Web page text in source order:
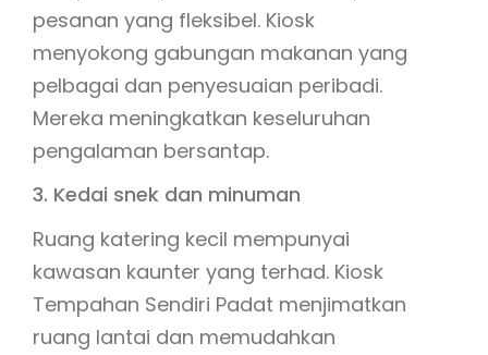
pesanan yang fleksibel. Kiosk
menyokong gabungan makanan yang
pelbagai dan penyesuaian peribadi.
Mereka meningkatkan keseluruhan
pengalaman bersantap.
3. Kedai snek dan minuman
Ruang katering kecil mempunyai
kawasan kaunter yang terhad. Kiosk
Tempahan Sendiri Padat menjimatkan
ruang lantai dan memudahkan